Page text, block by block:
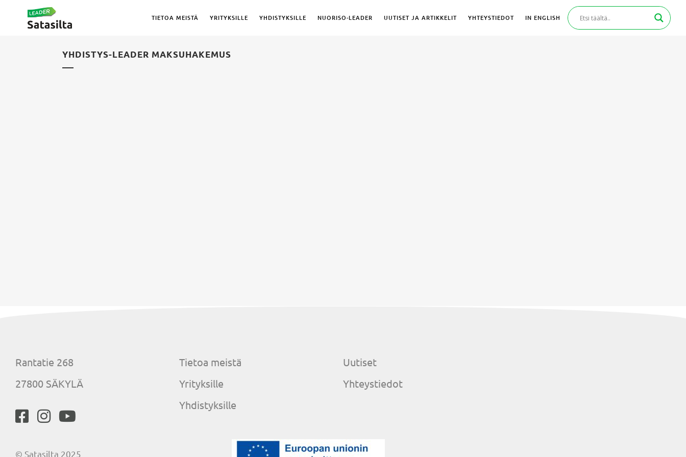
TIETOA MEISTÄ YRITYKSILLE YHDISTYKSILLE NUORISO-LEADER UUTISET JA ARTIKKELIT YHTEYSTIEDOT IN ENGLISH
YHDISTYS-LEADER MAKSUHAKEMUS
Rantatie 268
27800 SÄKYLÄ
Tietoa meistä
Yrityksille
Yhdistyksille
Uutiset
Yhteystiedot
© Satasilta 2025